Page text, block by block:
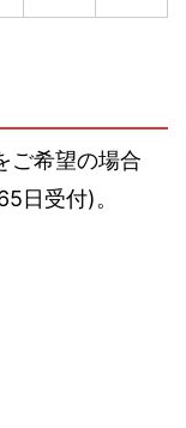
ご希望の場合
日受付)。